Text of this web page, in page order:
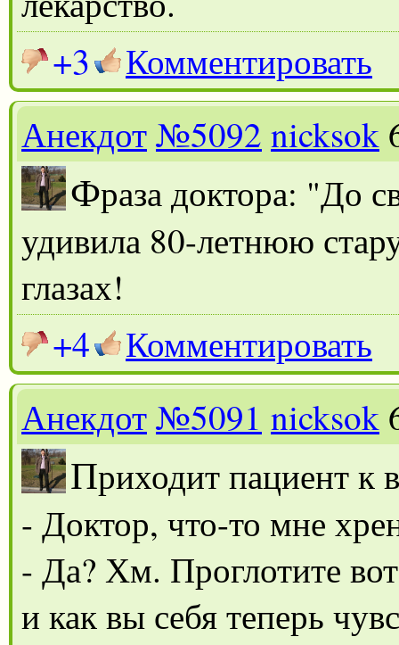
+3
Комментировать
Анекдот№5092 nicksok
Фраза доктора: "До
удивила 80-летнюю
глазах!
+4
Комментировать
Анекдот№5091 nicksok
Приходит пациент к
- Доктор, что-то мне
- Да? Хм. Проглотите
и как вы себя теперь